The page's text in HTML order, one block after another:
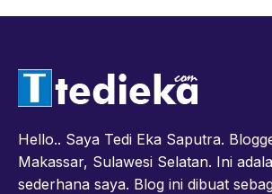
Hello.. Saya Tedi Eka Saputra.
Makassar, Sulawesi Selatan. Ini
sederhana saya. Blog ini dibuat